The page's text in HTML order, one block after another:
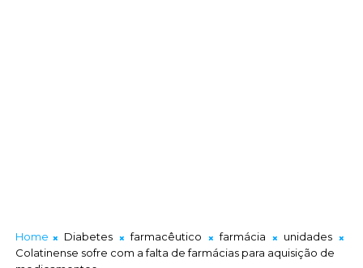
Home Diabetes farmacêutico farmácia
unidades
Colatinense sofre com a falta de farmácias para aquisição de